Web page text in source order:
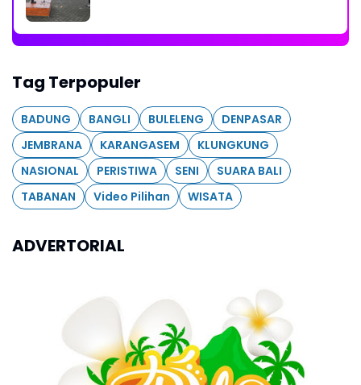
Tag Terpopuler
BADUNG BANGLI BULELENG
DENPASAR
JEMBRANA
KARANGASEM
KLUNGKUNG
NASIONAL
PERISTIWA SENI
SUARA BALI
TABANAN
Video Pilihan WISATA
ADVERTORIAL